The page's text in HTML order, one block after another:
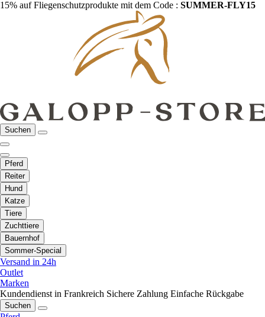
15% auf Fliegenschutzprodukte mit dem Code : SUMMER-FLY15
Suchen
Pferd
Reiter
Hund
Katze
Tiere
Zuchttiere
Bauernhof
Sommer-Special
Versand in 24h
Outlet
Marken
Kundendienst in Frankreich Sichere Zahlung Einfache Rückgabe
Suchen